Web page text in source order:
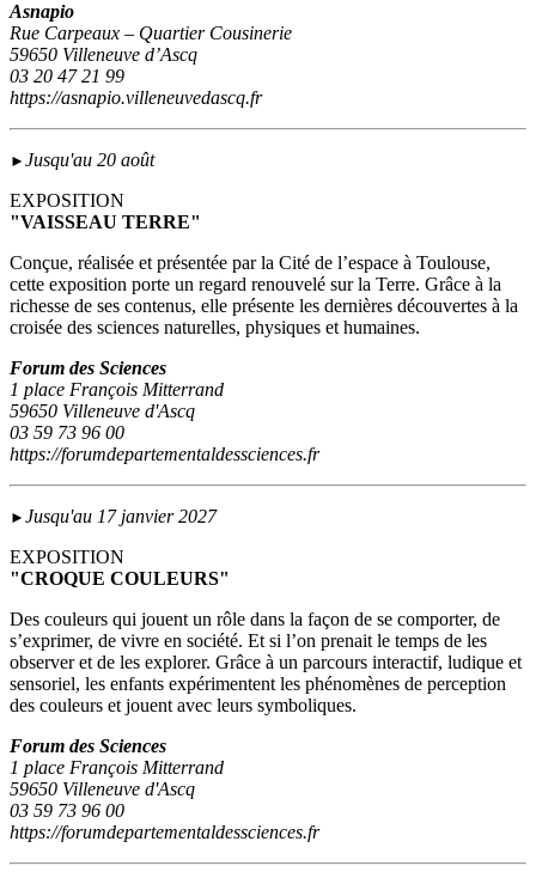
Asnapio
Rue Carpeaux – Quartier Cousinerie
59650 Villeneuve d’Ascq
03 20 47 21 99
https://asnapio.villeneuvedascq.fr
► Jusqu'au 20 août
EXPOSITION
"VAISSEAU TERRE"
Conçue, réalisée et présentée par la Cité de l’espace à Toulouse,
cette exposition porte un regard renouvelé sur la Terre. Grâce à la
richesse de ses contenus, elle présente les dernières découvertes à la
croisée des sciences naturelles, physiques et humaines.
Forum des Sciences
1 place François Mitterrand
59650 Villeneuve d'Ascq
03 59 73 96 00
https://forumdepartementaldessciences.fr
► Jusqu'au 17 janvier 2027
EXPOSITION
"CROQUE COULEURS"
Des couleurs qui jouent un rôle dans la façon de se comporter, de
s’exprimer, de vivre en société. Et si l’on prenait le temps de les
observer et de les explorer. Grâce à un parcours interactif, ludique et
sensoriel, les enfants expérimentent les phénomènes de perception
des couleurs et jouent avec leurs symboliques.
Forum des Sciences
1 place François Mitterrand
59650 Villeneuve d'Ascq
03 59 73 96 00
https://forumdepartementaldessciences.fr